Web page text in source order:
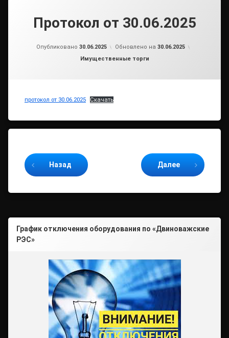
Протокол от 30.06.2025
Опубликовано 30.06.2025 Обновлено на 30.06.2025
Рубрики:
Имущественные торги
протокол от 30.06.2025 Скачать
Назад Далее
График отключения оборудования по «Двиноважские
РЭС»